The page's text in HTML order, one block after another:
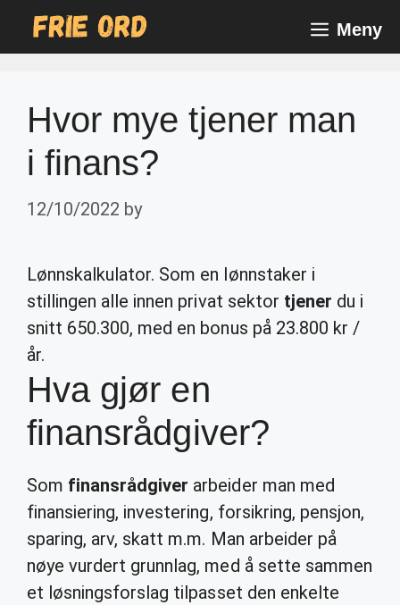
Meny
Hvor mye tjener man
i finans?
12/10/2022 by
Lønnskalkulator. Som en lønnstaker i
stillingen alle innen privat sektor tjener du i
snitt 650.300, med en bonus på 23.800 kr /
år.
Hva gjør en
finansrådgiver?
Som finansrådgiver arbeider man med
finansiering, investering, forsikring, pensjon,
sparing, arv, skatt m.m. Man arbeider på
nøye vurdert grunnlag, med å sette sammen
et løsningsforslag tilpasset den enkelte